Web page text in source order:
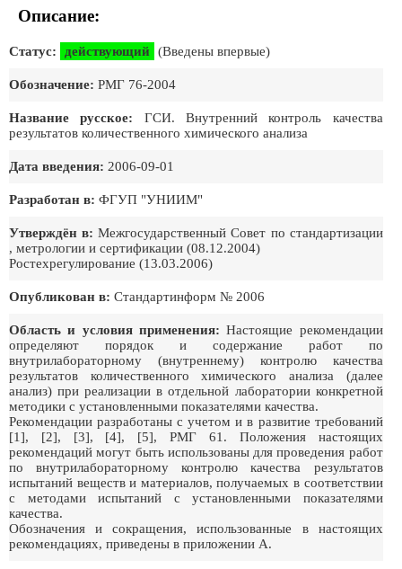
Описание:
Статус: действующий (Введены впервые)
Обозначение: РМГ 76-2004
Название русское: ГСИ. Внутренний контроль качества
результатов количественного химического анализа
Дата введения: 2006-09-01
Разработан в: ФГУП "УНИИМ"
Утверждён в: Межгосударственный Совет по стандартизации
, метрологии и сертификации (08.12.2004)
Ростехрегулирование (13.03.2006)
Опубликован в: Стандартинформ № 2006
Область и условия применения: Настоящие рекомендации
определяют порядок и содержание работ по
внутрилабораторному (внутреннему) контролю качества
результатов количественного химического анализа (далее
анализ) при реализации в отдельной лаборатории конкретной
методики с установленными показателями качества.
Рекомендации разработаны с учетом и в развитие требований
[1], [2], [3], [4], [5], РМГ 61. Положения настоящих
рекомендаций могут быть использованы для проведения работ
по внутрилабораторному контролю качества результатов
испытаний веществ и материалов, получаемых в соответствии
с методами испытаний с установленными показателями
качества.
Обозначения и сокращения, использованные в настоящих
рекомендациях, приведены в приложении А.